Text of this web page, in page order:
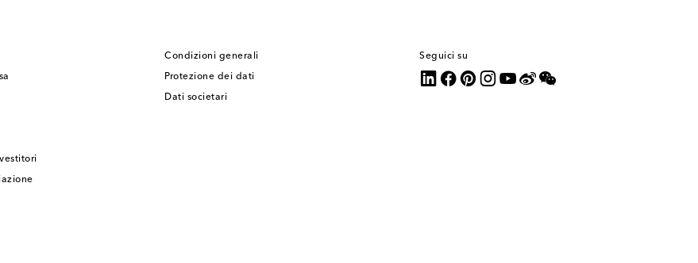
Condizioni generali
Protezione dei dati
Dati societari
Seguici su